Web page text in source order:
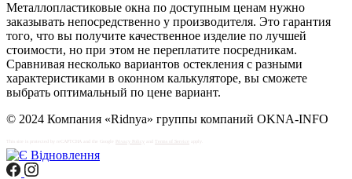
Металлопластиковые окна по доступным ценам нужно
заказывать непосредственно у производителя. Это гарантия
того, что вы получите качественное изделие по лучшей
стоимости, но при этом не переплатите посредникам.
Сравнивая несколько вариантов остекления с разными
характеристиками в оконном калькуляторе, вы сможете
выбрать оптимальный по цене вариант.
© 2024 Компания «Ridnya» группы компаний OKNA-INFO